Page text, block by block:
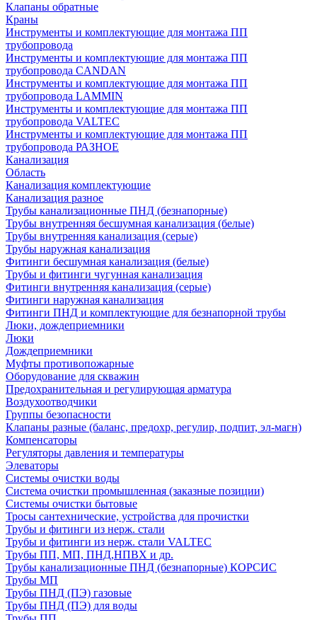
Клапаны обратные
Краны
Инструменты и комплектующие для монтажа ПП
трубопровода
Инструменты и комплектующие для монтажа ПП
трубопровода CANDAN
Инструменты и комплектующие для монтажа ПП
трубопровода LAMMIN
Инструменты и комплектующие для монтажа ПП
трубопровода VALTEC
Инструменты и комплектующие для монтажа ПП
трубопровода РАЗНОЕ
Канализация
Область
Канализация комплектующие
Канализация разное
Трубы канализационные ПНД (безнапорные)
Трубы внутренняя бесшумная канализация (белые)
Трубы внутренняя канализация (серые)
Трубы наружная канализация
Фитинги бесшумная канализация (белые)
Трубы и фитинги чугунная канализация
Фитинги внутренняя канализация (серые)
Фитинги наружная канализация
Фитинги ПНД и комплектующие для безнапорной трубы
Люки, дождеприемники
Люки
Дождеприемники
Муфты противопожарные
Оборудование для скважин
Предохранительная и регулирующая арматура
Воздухоотводчики
Группы безопасности
Клапаны разные (баланс, предохр, регулир, подпит, эл-магн)
Компенсаторы
Регуляторы давления и температуры
Элеваторы
Системы очистки воды
Система очистки промышленная (заказные позиции)
Системы очистки бытовые
Тросы сантехнические, устройства для прочистки
Трубы и фитинги из нерж. стали
Трубы и фитинги из нерж. стали VALTEC
Трубы ПП, МП, ПНД,НПВХ и др.
Трубы канализационные ПНД (безнапорные) КОРСИС
Трубы МП
Трубы ПНД (ПЭ) газовые
Трубы ПНД (ПЭ) для воды